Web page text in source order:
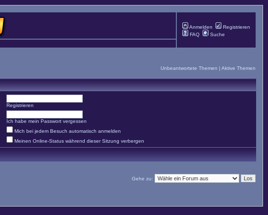
Anmelden
Registrieren
FAQ
Suche
Unbeantwortete Themen | Aktive Themen
Registrieren
Ich habe mein Passwort vergessen
Mich bei jedem Besuch automatisch anmelden
Meinen Online-Status während dieser Sitzung verbergen
Gehe zu: